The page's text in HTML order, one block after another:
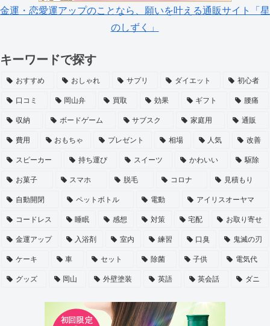
金運・恋愛運アップのことなら、願いを叶える通販サイト「星
のしずく」
キーワードで探す
おすすめ おしゃれ サプリ ダイエット 初心者
口コミ 岡山弁 買取 効果 ギフト 腰痛
収納 ボードゲーム サブスク 家庭用 通販
費用 おもちゃ プレゼント 相場 人気 改善
スピーカー 持ち運び スイーツ かわいい 駆除
お菓子 スマホ 脱毛 コロナ 見積もり
自動開閉 ペットボトル 電動 アイリスオーヤマ
コードレス 睡眠 感想 対策 宅配 お取り寄せ
金運アップ 入浴剤 室内 練習 口臭 鬼滅の刃
ケーキ 車 セット 除菌 子供 電気代
グッズ 岡山 外壁塗装 英語 英会話 ダニ